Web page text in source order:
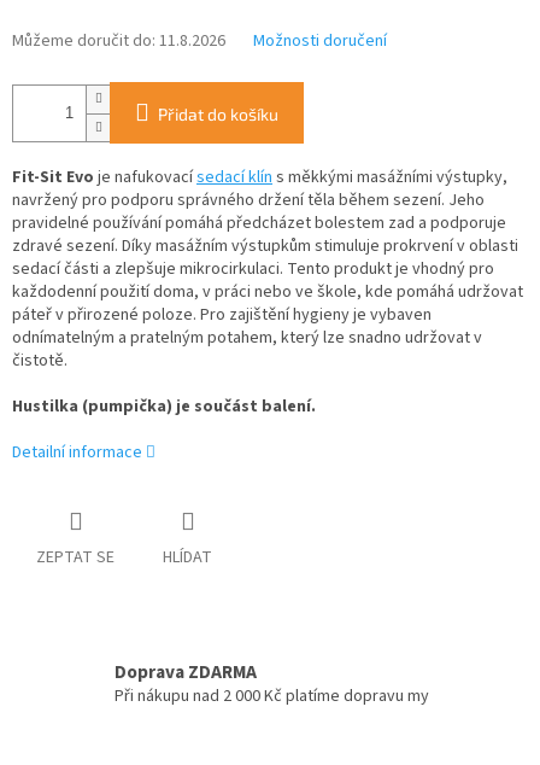
Můžeme doručit do: 11.8.2026 Možnosti doručení
Přidat do košíku
Fit-Sit Evo je nafukovacísedací klíns měkkými masážními výstupky,
navržený pro podporu správného držení těla během sezení. Jeho
pravidelné používání pomáhá předcházet bolestem zad a podporuje
zdravé sezení. Díky masážním výstupkům stimuluje prokrvení v oblasti
sedací části a zlepšuje mikrocirkulaci. Tento produkt je vhodný pro
každodenní použití doma, v práci nebo ve škole, kde pomáhá udržovat
páteř v přirozené poloze. Pro zajištění hygieny je vybaven
odnímatelným a pratelným potahem, který lze snadno udržovat v
čistotě.
Hustilka (pumpička) je součást balení.
Detailní informace
ZEPTAT SE HLÍDAT
Doprava ZDARMA
Při nákupu nad 2 000 Kč platíme dopravu my